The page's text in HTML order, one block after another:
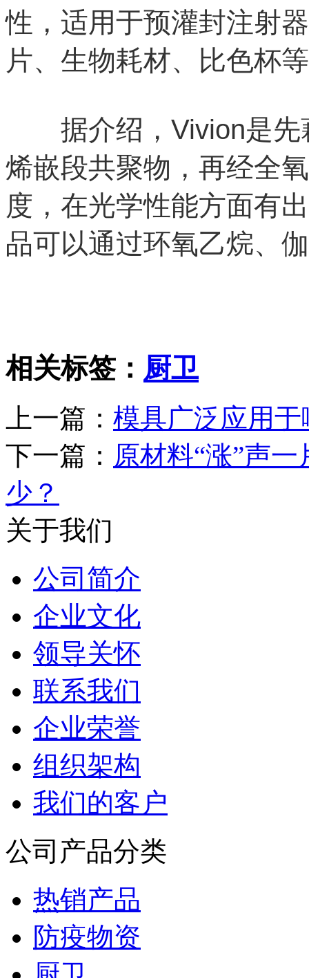
性，适用于预灌封注射
片、生物耗材、比色杯
据介绍，Vivion是先
烯嵌段共聚物，再经全
度，在光学性能方面有
品可以通过环氧乙烷、
相关标签： 厨卫
上一篇： 模具广泛应用
下一篇： 原材料“涨”声
少？
关于我们
公司简介
企业文化
领导关怀
联系我们
企业荣誉
组织架构
我们的客户
公司产品分类
热销产品
防疫物资